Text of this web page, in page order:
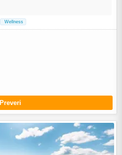
Wellness
Preveri